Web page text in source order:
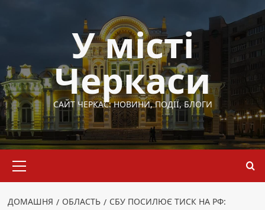
У місті
Черкаси
САЙТ ЧЕРКАС: НОВИНИ, ПОДІЇ, БЛОГИ
меню
ДОМАШНЯ ОБЛАСТЬ
СБУ ПОСИЛЮЄ ТИСК НА РФ: